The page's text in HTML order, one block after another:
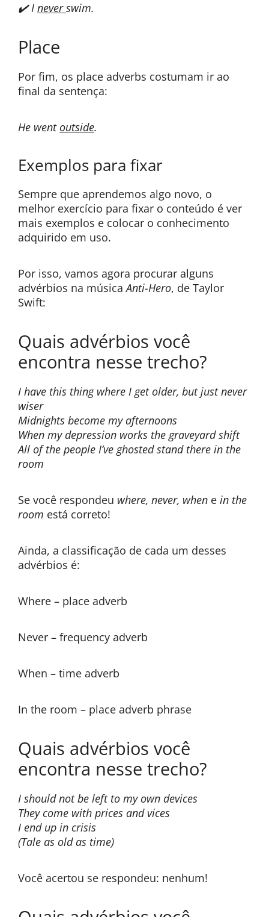
✔️ I neverswim.
Place
Por fim, os place adverbs costumam ir ao
final da sentença:
He went outside.
Exemplos para fixar
Sempre que aprendemos algo novo, o
melhor exercício para fixar o conteúdo é ver
mais exemplos e colocar o conhecimento
adquirido em uso.
Por isso, vamos agora procurar alguns
advérbios na músicaAnti-Hero, de Taylor
Swift:
Quais advérbios você
encontra nesse trecho?
I have this thing where I get older, but just never
wiser
Midnights become my afternoons
When my depression works the graveyard shift
All of the people I’ve ghosted stand there in the
room
Se você respondeu where, never, when e in the
room está correto!
Ainda, a classificação de cada um desses
advérbios é:
Where – place adverb
Never – frequency adverb
When – time adverb
In the room – place adverb phrase
Quais advérbios você
encontra nesse trecho?
I should not be left to my own devices
They come with prices and vices
I end up in crisis
(Tale as old as time)
Você acertou se respondeu: nenhum!